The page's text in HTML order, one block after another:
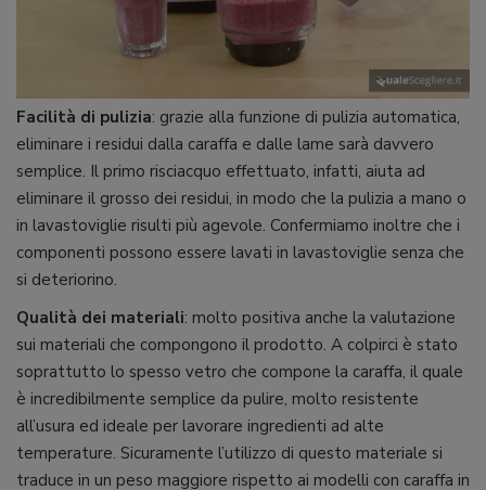
Facilità di pulizia: grazie alla funzione di pulizia automatica,
eliminare i residui dalla caraffa e dalle lame sarà davvero
semplice. Il primo risciacquo effettuato, infatti, aiuta ad
eliminare il grosso dei residui, in modo che la pulizia a mano o
in lavastoviglie risulti più agevole. Confermiamo inoltre che i
componenti possono essere lavati in lavastoviglie senza che
si deteriorino.
Qualità dei materiali: molto positiva anche la valutazione
sui materiali che compongono il prodotto. A colpirci è stato
soprattutto lo spesso vetro che compone la caraffa, il quale
è incredibilmente semplice da pulire, molto resistente
all’usura ed ideale per lavorare ingredienti ad alte
temperature. Sicuramente l’utilizzo di questo materiale si
traduce in un peso maggiore rispetto ai modelli con caraffa in